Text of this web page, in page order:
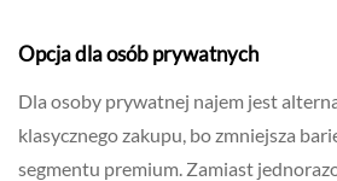
Opcja dla osób prywatnych
Dla osoby prywatnej najem jest
klasycznego zakupu, bo zmniejsza
segmentu premium. Zamiast